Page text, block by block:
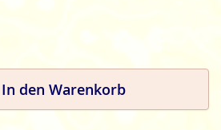
In den Warenkorb